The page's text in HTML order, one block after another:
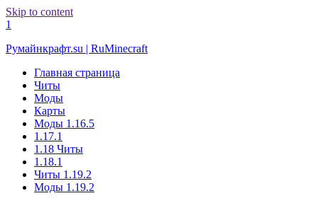
Skip to content
1
Румайнкрафт.su | RuMinecraft
Главная страница
Читы
Моды
Карты
Моды 1.16.5
1.17.1
1.18 Читы
1.18.1
Читы 1.19.2
Моды 1.19.2